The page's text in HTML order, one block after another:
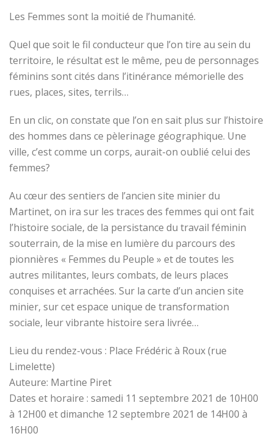
Les Femmes sont la moitié de l’humanité.
Quel que soit le fil conducteur que l’on tire au sein du
territoire, le résultat est le même, peu de personnages
féminins sont cités dans l’itinérance mémorielle des
rues, places, sites, terrils…
En un clic, on constate que l’on en sait plus sur l’histoire
des hommes dans ce pèlerinage géographique. Une
ville, c’est comme un corps, aurait-on oublié celui des
femmes?
Au cœur des sentiers de l’ancien site minier du
Martinet, on ira sur les traces des femmes qui ont fait
l’histoire sociale, de la persistance du travail féminin
souterrain, de la mise en lumière du parcours des
pionnières « Femmes du Peuple » et de toutes les
autres militantes, leurs combats, de leurs places
conquises et arrachées. Sur la carte d’un ancien site
minier, sur cet espace unique de transformation
sociale, leur vibrante histoire sera livrée…
Lieu du rendez-vous : Place Frédéric à Roux (rue
Limelette)
Auteure: Martine Piret
Dates et horaire : samedi 11 septembre 2021 de 10H00
à 12H00 et dimanche 12 septembre 2021 de 14H00 à
16H00